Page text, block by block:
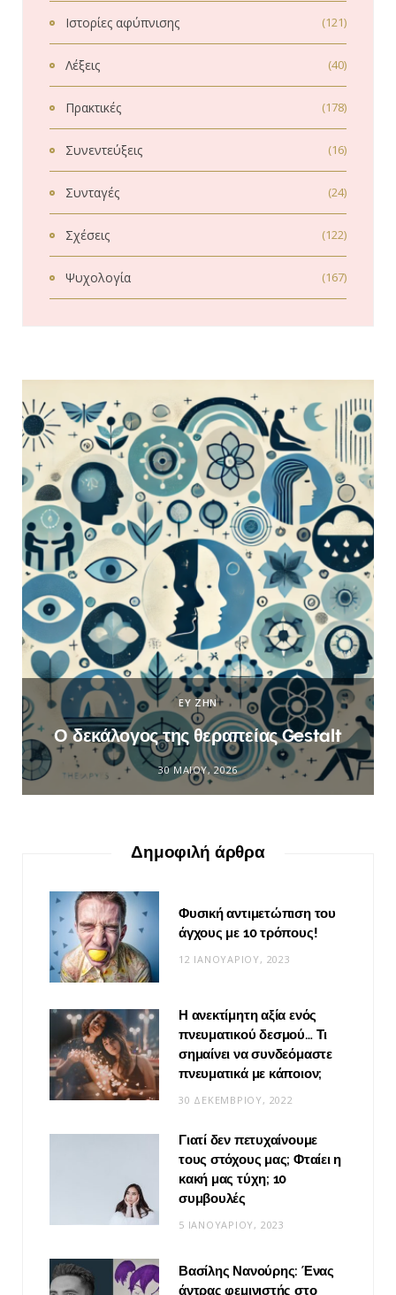
Ιστορίες αφύπνισης (121)
Λέξεις (40)
Πρακτικές (178)
Συνεντεύξεις (16)
Συνταγές (24)
Σχέσεις (122)
Ψυχολογία (167)
ΕΥ ΖΗΝ
Ο δεκάλογος της θεραπείας Gestalt
30 ΜΑΪ́ΟΥ, 2026
Δημοφιλή άρθρα
Φυσική αντιμετώπιση του
άγχους με 10 τρόπους!
12 ΙΑΝΟΥΑΡΊΟΥ, 2023
Η ανεκτίμητη αξία ενός
πνευματικού δεσμού… Τι
σημαίνει να συνδεόμαστε
πνευματικά με κάποιον;
30 ΔΕΚΕΜΒΡΊΟΥ, 2022
Γιατί δεν πετυχαίνουμε
τους στόχους μας; Φταίει η
κακή μας τύχη; 10
συμβουλές
5 ΙΑΝΟΥΑΡΊΟΥ, 2023
Βασίλης Νανούρης: Ένας
άντρας φεμινιστής στο